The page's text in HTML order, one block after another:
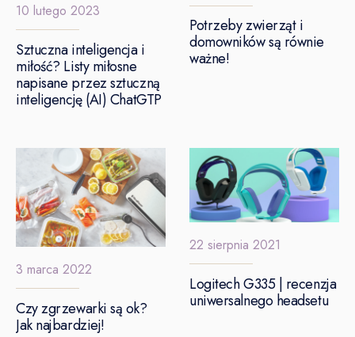
10 lutego 2023
Sztuczna inteligencja i
miłość? Listy miłosne
napisane przez sztuczną
inteligencję (AI) ChatGTP
Potrzeby zwierząt i
domowników są równie
ważne!
3 marca 2022
Czy zgrzewarki są ok?
Jak najbardziej!
22 sierpnia 2021
Logitech G335 | recenzja
uniwersalnego headsetu